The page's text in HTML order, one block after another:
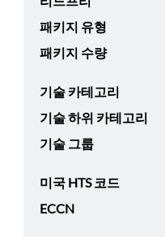
패키지 유형
패키지 수량
기술 카테고리
기술 하위 카테고리
기술 그룹
미국 HTS 코드
ECCN